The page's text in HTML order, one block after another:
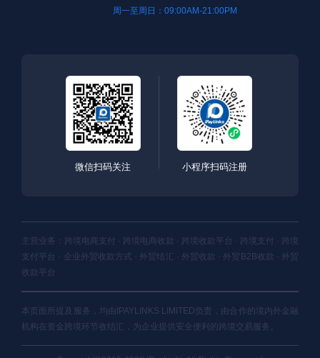
周一至周日：09:00AM-21:00PM
微信扫码关注 小程序扫码注册
主营业务：跨境电商支付 · 跨境电商收款 · 跨境收款平台 · 跨境支付 · 跨境
支付平台 · 企业外贸收款方式 · 外贸结汇 · 外贸收款 · 外贸B2B收款 · 外贸
收款平台
本页面所提及服务，均由IPAYLINKS LIMITED负责，由合作的境内外金融
机构在资金跨境环节收结汇，为企业提供安全便利的跨境交易服务。